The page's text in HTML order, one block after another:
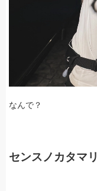
なんで？
センスノカタマリ